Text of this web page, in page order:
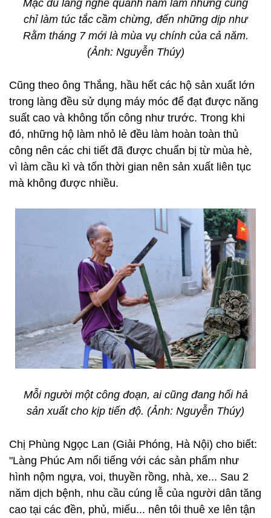
Mặc dù làng nghề quanh năm làm nhưng cũng
chỉ làm túc tắc cầm chừng, đến những dịp như
Rằm tháng 7 mới là mùa vụ chính của cả năm.
(Ảnh: Nguyễn Thúy)
Cũng theo ông Thắng, hầu hết các hộ sản xuất lớn
trong làng đều sử dụng máy móc để đạt được năng
suất cao và không tốn công như trước. Trong khi
đó, những hộ làm nhỏ lẻ đều làm hoàn toàn thủ
công nên các chi tiết đã được chuẩn bị từ mùa hè,
vì làm cầu kì và tốn thời gian nên sản xuất liên tục
mà không được nhiều.
Mỗi người một công đoạn, ai cũng đang hối hả
sản xuất cho kịp tiến độ. (Ảnh: Nguyễn Thúy)
Chị Phùng Ngọc Lan (Giải Phóng, Hà Nội) cho biết:
"Làng Phúc Am nổi tiếng với các sản phẩm như
hình nộm ngựa, voi, thuyền rồng, nhà, xe... Sau 2
năm dịch bệnh, nhu cầu cúng lễ của người dân tăng
cao tại các đền, phủ, miếu...​ nên tôi thuê xe lên tận